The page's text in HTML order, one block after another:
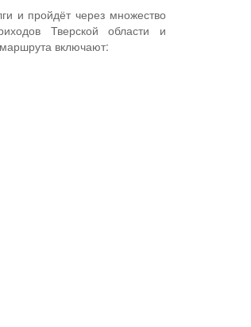
и пройдёт через множество
Тверской области и
включают: